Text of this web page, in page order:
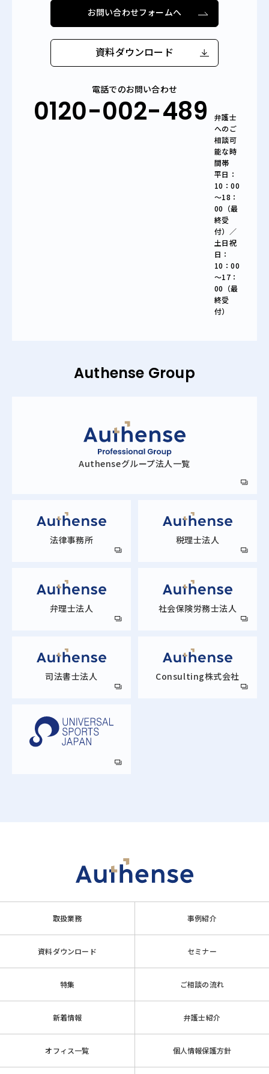
お問い合わせフォームへ
資料ダウンロード
電話でのお問い合わせ
0120-002-489
弁護士
へのご
相談可
能な時
間帯
平日：
10：00
～18：
00（最
終受
付）／
土日祝
日：
10：00
～17：
00（最
終受
付）
Authense Group
Authenseグループ法人一覧
法律事務所 税理士法人
弁理士法人 社会保険労務士法人
司法書士法人 Consulting株式会社
取扱業務 事例紹介
資料ダウンロード セミナー
特集 ご相談の流れ
新着情報 弁護士紹介
オフィス一覧 個人情報保護方針